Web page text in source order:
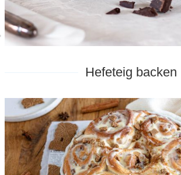
Hefeteig backen